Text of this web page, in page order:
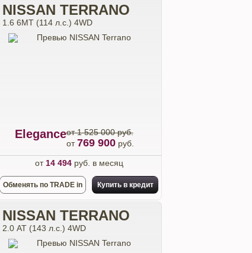
NISSAN TERRANO
1.6 6МТ (114 л.с.) 4WD
Eleganceот 1 525 000 руб.
от769 900руб.
от 14 494руб. в месяц
Обменять по TRADE in Купить в кредит
NISSAN TERRANO
2.0 АТ (143 л.с.) 4WD